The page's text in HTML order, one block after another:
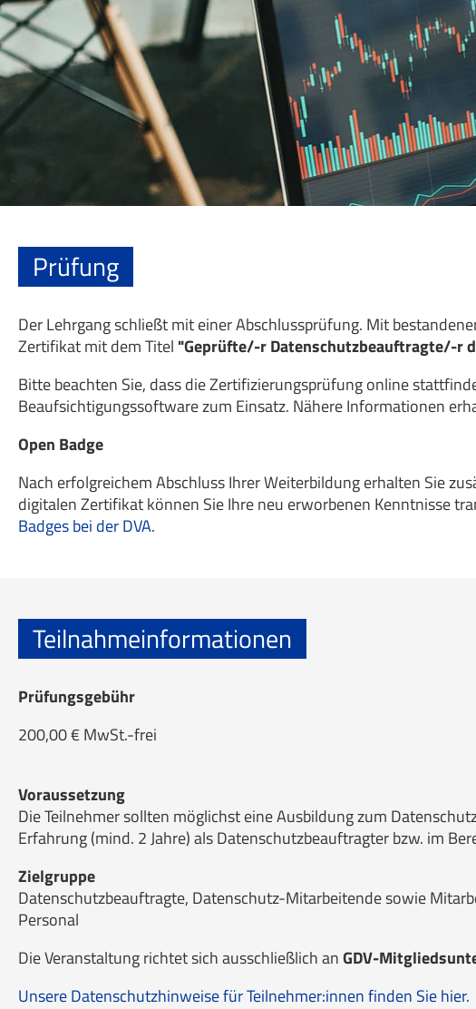
Prüfung
Der Lehrgang schließt mit einer Abschlussprüfung. Mit
Zertifikat mit dem Titel "Geprüfte/-r Datenschutzbeauftragte/-r
Bitte beachten Sie, dass die Zertifizierungsprüfung online
Beaufsichtigungssoftware zum Einsatz. Nähere Informationen
Open Badge
Nach erfolgreichem Abschluss Ihrer Weiterbildung erhalten Sie
digitalen Zertifikat können Sie Ihre neu erworbenen Kenntnisse
Badges bei der DVA.
Teilnahmeinformationen
Prüfungsgebühr
200,00 € MwSt.-frei
Voraussetzung
Die Teilnehmer sollten möglichst eine Ausbildung zum
Erfahrung (mind. 2 Jahre) als Datenschutzbeauftragter bzw. im
Zielgruppe
Datenschutzbeauftragte, Datenschutz-Mitarbeitende sowie
Personal
Die Veranstaltung richtet sich ausschließlich anGDV-
Unsere Datenschutzhinweise für Teilnehmer:innen finden Sie hier.